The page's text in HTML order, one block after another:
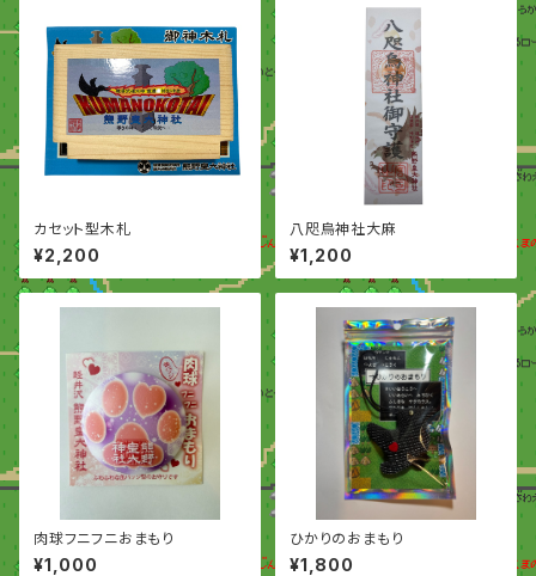
カセット型木札
¥2,200
八咫烏神社大麻
¥1,200
肉球フニフニおまもり
¥1,000
ひかりのおまもり
¥1,800